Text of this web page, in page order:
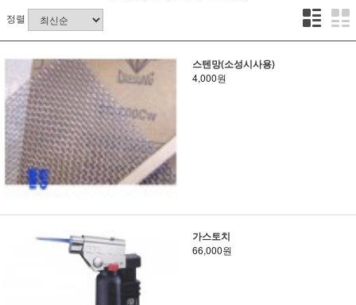
정렬
스텐망(소성시사용)
4,000원
가스토치
66,000원